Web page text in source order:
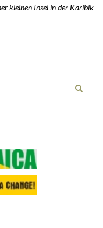
kleinen Insel in der Karibik